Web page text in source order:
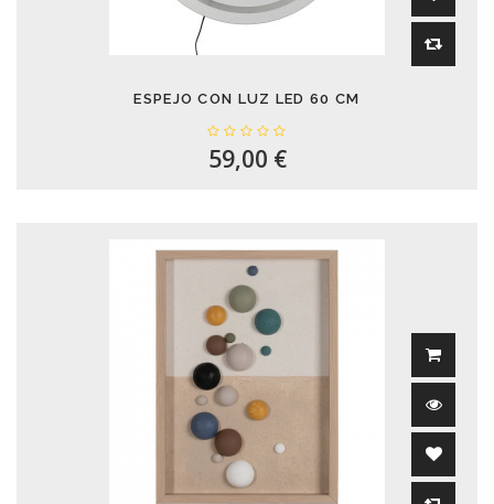
ESPEJO CON LUZ LED 60 CM
59,00 €